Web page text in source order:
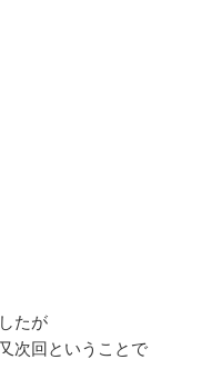
たが
次回ということで